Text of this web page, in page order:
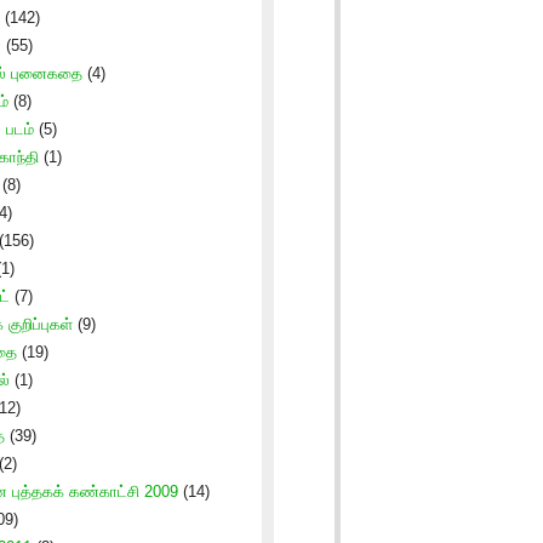
(142)
(55)
புனைகதை(4)
(8)
(5)
(1)
(7)
(9)
(19)
(1)
(39)
கண்காட்சி 2009(14)